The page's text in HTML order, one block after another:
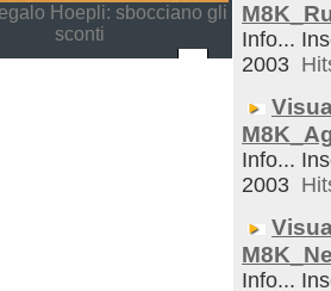
Hoepli: sbocciano gli
sconti
Info...
2003
Info...
2003
Info...